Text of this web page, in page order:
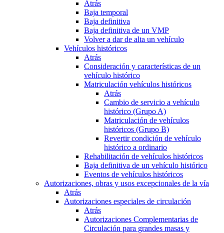
Atrás
Baja temporal
Baja definitiva
Baja definitiva de un VMP
Volver a dar de alta un vehículo
Vehículos históricos
Atrás
Consideración y características de un
vehículo histórico
Matriculación vehículos históricos
Atrás
Cambio de servicio a vehículo
histórico (Grupo A)
Matriculación de vehículos
históricos (Grupo B)
Revertir condición de vehículo
histórico a ordinario
Rehabilitación de vehículos históricos
Baja definitiva de un vehículo histórico
Eventos de vehículos históricos
Autorizaciones, obras y usos excepcionales de la vía
Atrás
Autorizaciones especiales de circulación
Atrás
Autorizaciones Complementarias de
Circulación para grandes masas y